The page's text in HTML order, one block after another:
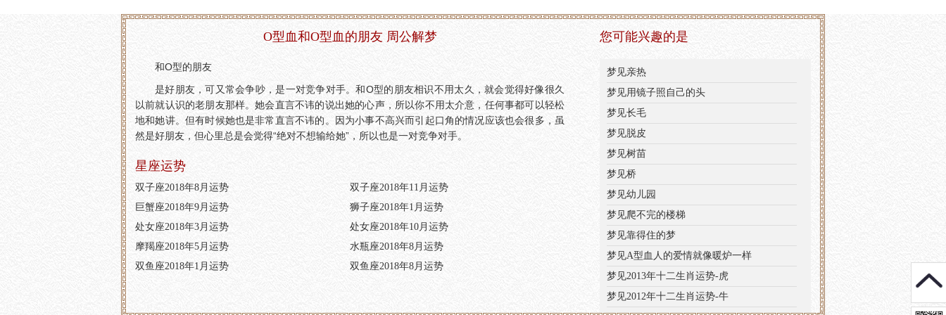
O型血和O型血的朋友 周公解梦
和O型的朋友
是好朋友，可又常会争吵，是一对竞争对手。和O型的朋友相识不用太久，就会觉得好像很久
以前就认识的老朋友那样。她会直言不讳的说出她的心声，所以你不用太介意，任何事都可以轻松
地和她讲。但有时候她也是非常直言不讳的。因为小事不高兴而引起口角的情况应该也会很多，虽
然是好朋友，但心里总是会觉得“绝对不想输给她”，所以也是一对竞争对手。
星座运势
双子座2018年8月运势
双子座2018年11月运势
巨蟹座2018年9月运势
狮子座2018年1月运势
处女座2018年3月运势
处女座2018年10月运势
摩羯座2018年5月运势
水瓶座2018年8月运势
双鱼座2018年1月运势
双鱼座2018年8月运势
您可能兴趣的是
梦见亲热
梦见用镜子照自己的头
梦见长毛
梦见脱皮
梦见树苗
梦见桥
梦见幼儿园
梦见爬不完的楼梯
梦见靠得住的梦
梦见A型血人的爱情就像暖炉一样
梦见2013年十二生肖运势-虎
梦见2012年十二生肖运势-牛